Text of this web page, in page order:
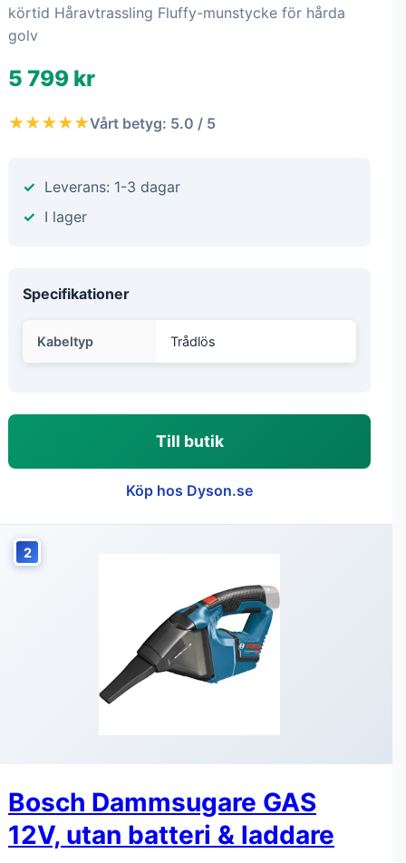
körtid Håravtrassling Fluffy-munstycke för hårda
golv
5 799 kr
★★★★★Vårt betyg: 5.0 / 5
Leverans: 1-3 dagar
I lager
Specifikationer
Kabeltyp Trådlös
Till butik
Köp hos Dyson.se
2
Bosch Dammsugare GAS
12V, utan batteri & laddare